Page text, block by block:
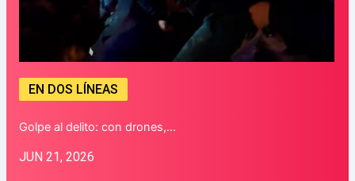
EN DOS LÍNEAS
Golpe al delito: con drones,…
JUN 21, 2026